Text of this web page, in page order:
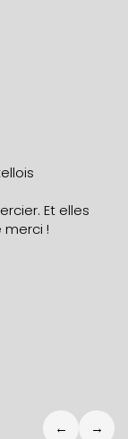
Et elles
!
← →